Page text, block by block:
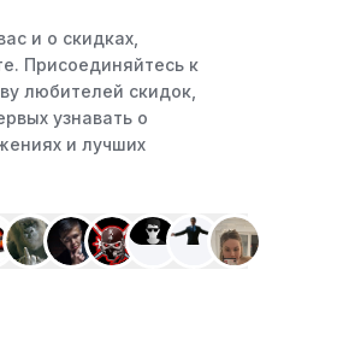
пользоваться такими
скидки только для участников,
или эксклюзивным
для студентов, ветеранов или
и о скидках,
Присоединяйтесь к
любителей скидок,
узнавать о
и лучших